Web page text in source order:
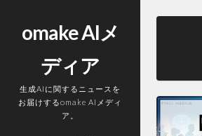
omake AIメ
ディア
生成AIに関するニュースを
お届けするomake AIメディ
ア。